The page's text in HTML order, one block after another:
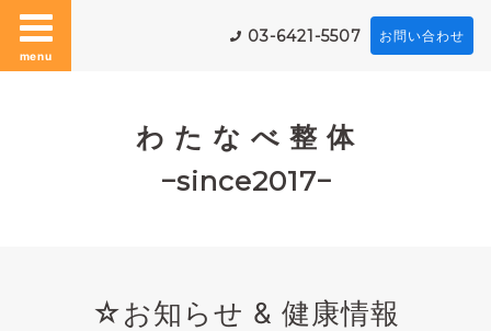
menu
03-6421-5507 お問い合わせ
わ た な べ 整 体
−since2017−
☆お知らせ & 健康情報